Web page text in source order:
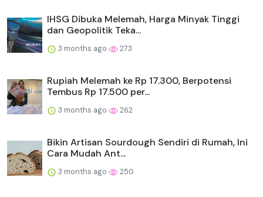
IHSG Dibuka Melemah, Harga Minyak Tinggi
dan Geopolitik Teka...
3 months ago 273
Rupiah Melemah ke Rp 17.300, Berpotensi
Tembus Rp 17.500 per...
3 months ago 262
Bikin Artisan Sourdough Sendiri di Rumah, Ini
Cara Mudah Ant...
3 months ago 250